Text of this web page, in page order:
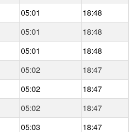
05:01
18:48
05:01
18:48
05:01
18:48
05:02
18:47
05:02
18:47
05:02
18:47
05:03
18:47